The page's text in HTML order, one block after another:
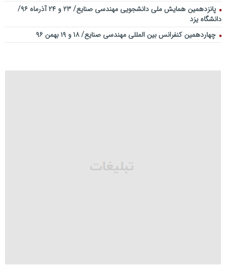
پانزدهمین همایش ملی دانشجویی مهندسی صنایع/ ۲۳ و ۲۴ آذرماه ۹۶/
دانشگاه یزد
چهاردهمین کنفرانس بین المللی مهندسی صنایع/ ۱۸ و ۱۹ بهمن ۹۶